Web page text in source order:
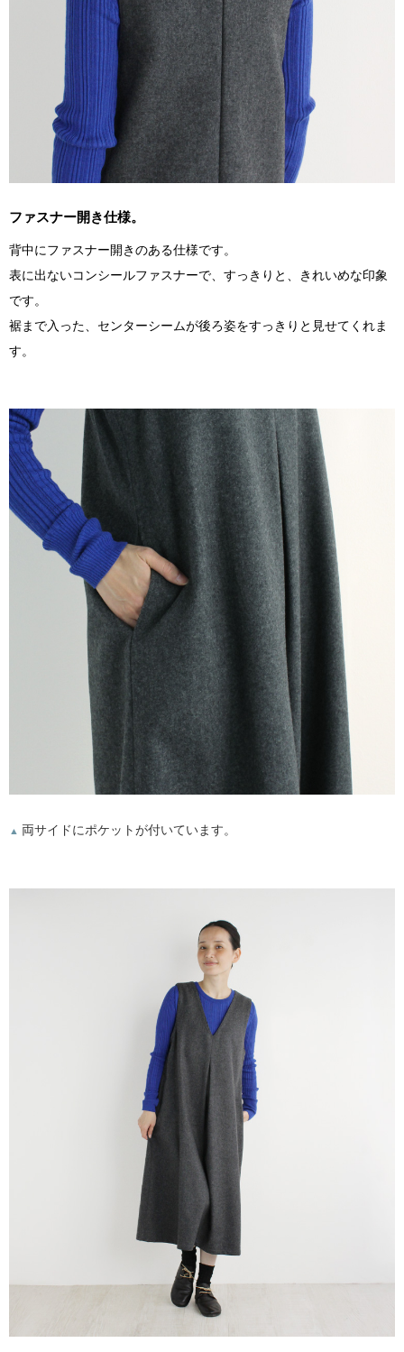
ファスナー開き仕様。
背中にファスナー開きのある仕様です。
表に出ないコンシールファスナーで、すっきりと、きれいめな印象
です。
裾まで入った、センターシームが後ろ姿をすっきりと見せてくれま
す。
▲ 両サイドにポケットが付いています。